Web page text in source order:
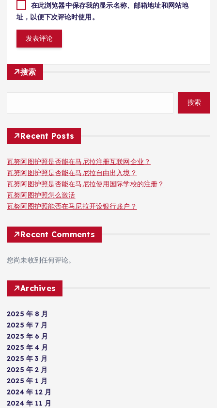
在此浏览器中保存我的显示名称、邮箱地址和网站地
址，以便下次评论时使用。
搜索
搜索
Recent Posts
瓦努阿图护照是否能在马尼拉注册互联网企业？
瓦努阿图护照是否能在马尼拉自由出入境？
瓦努阿图护照是否能在马尼拉使用国际学校的注册？
瓦努阿图护照怎么激活
瓦努阿图护照能否在马尼拉开设银行账户？
Recent Comments
您尚未收到任何评论。
Archives
2025 年 8 月
2025 年 7 月
2025 年 6 月
2025 年 4 月
2025 年 3 月
2025 年 2 月
2025 年 1 月
2024 年 12 月
2024 年 11 月